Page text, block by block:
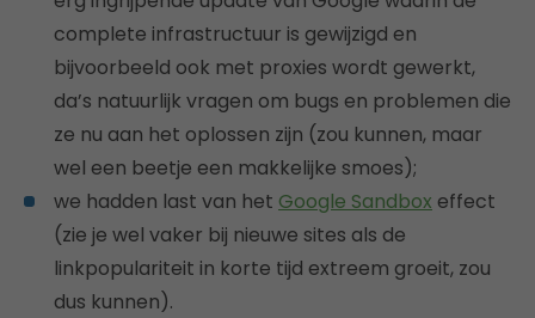
complete infrastructuur is gewijzigd en
bijvoorbeeld ook met proxies wordt gewerkt,
da’s natuurlijk vragen om bugs en problemen die
ze nu aan het oplossen zijn (zou kunnen, maar
wel een beetje een makkelijke smoes);
we hadden last van het Google Sandbox effect
(zie je wel vaker bij nieuwe sites als de
linkpopulariteit in korte tijd extreem groeit, zou
dus kunnen).